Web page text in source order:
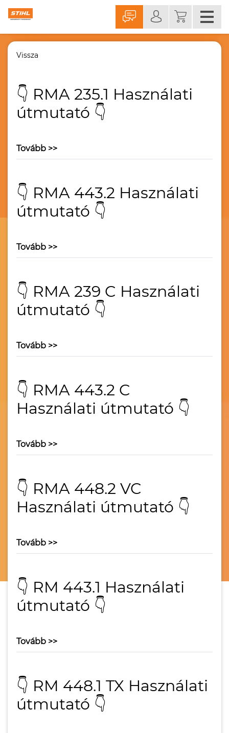
Vissza
👇 RMA 235.1 Használati
útmutató 👇
Tovább >>
👇 RMA 443.2 Használati
útmutató 👇
Tovább >>
👇 RMA 239 C Használati
útmutató 👇
Tovább >>
👇 RMA 443.2 C
Használati útmutató 👇
Tovább >>
👇 RMA 448.2 VC
Használati útmutató 👇
Tovább >>
👇 RM 443.1 Használati
útmutató 👇
Tovább >>
👇 RM 448.1 TX Használati
útmutató 👇